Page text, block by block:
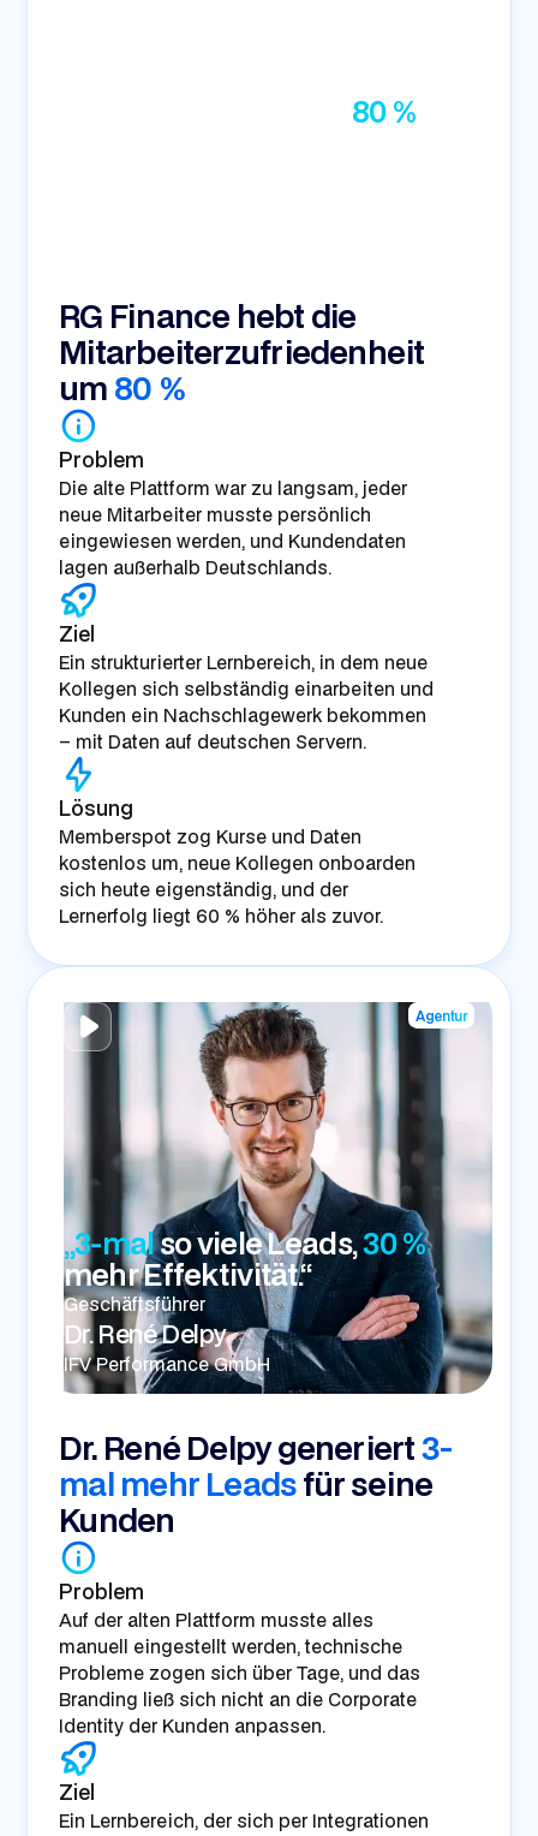
80 %
RG Finance hebt die
Mitarbeiterzufriedenheit
um80 %
Problem
Die alte Plattform war zu langsam, jeder
neue Mitarbeiter musste persönlich
eingewiesen werden, und Kundendaten
lagen außerhalb Deutschlands.
Ziel
Ein strukturierter Lernbereich, in dem neue
Kollegen sich selbständig einarbeiten und
Kunden ein Nachschlagewerk bekommen
– mit Daten auf deutschen Servern.
Lösung
Memberspot zog Kurse und Daten
kostenlos um, neue Kollegen onboarden
sich heute eigenständig, und der
Lernerfolg liegt 60 % höher als zuvor.
Dr. René Delpy generiert3-
mal mehr Leadsfür seine
Kunden
Problem
Auf der alten Plattform musste alles
manuell eingestellt werden, technische
Probleme zogen sich über Tage, und das
Branding ließ sich nicht an die Corporate
Identity der Kunden anpassen.
Ziel
Ein Lernbereich, der sich per Integrationen
Agentur
„3-malso viele Leads,30 %
mehr Effektivität.“
Geschäftsführer
Dr. René Delpy
IFV Performance GmbH